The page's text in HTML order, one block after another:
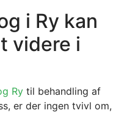
i Ry kan
videre i
Ry til behandling af
er der ingen tvivl om,